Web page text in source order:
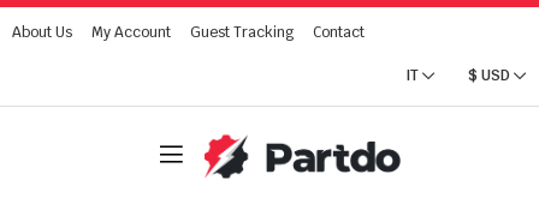
About Us My Account Guest Tracking Contact
IT $ USD